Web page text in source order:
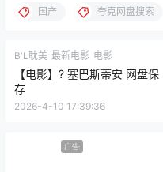
国产 夸克网盘搜索
B'L耽美 最新电影 电影
【电影】? 塞巴斯蒂安 网盘保
存
2026-4-10 17:39:36
广告